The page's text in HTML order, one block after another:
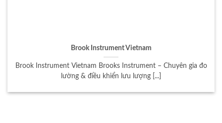
Brook Instrument Vietnam
Brook Instrument Vietnam Brooks Instrument – Chuyên gia đo
lường & điều khiển lưu lượng [...]